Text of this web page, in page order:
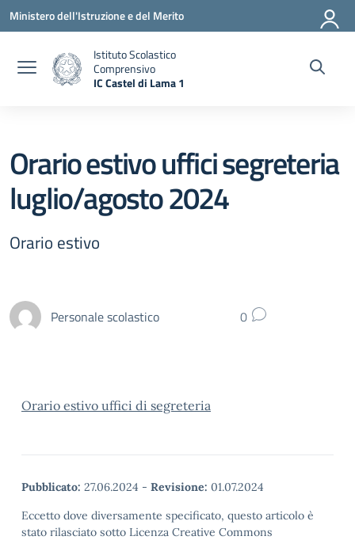
Vai ai contenuti
Vai al menu di navigazione
Vai al footer
Ministero dell'Istruzione e del Merito
Istituto Scolastico
Comprensivo
IC Castel di Lama 1
Orario estivo uffici segreteria
luglio/agosto 2024
Orario estivo
Personale scolastico 0
Orario estivo uffici di segreteria
Pubblicato: 27.06.2024 - Revisione: 01.07.2024
Eccetto dove diversamente specificato, questo articolo è
stato rilasciato sotto Licenza Creative Commons